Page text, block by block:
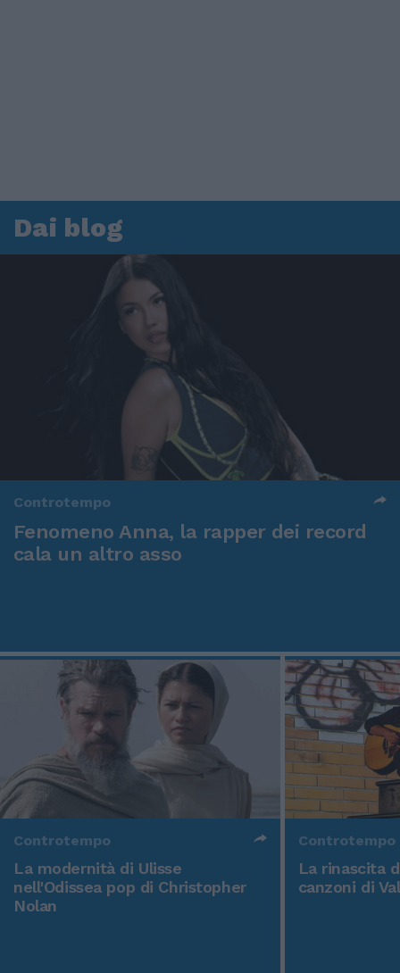
Dai blog
Controtempo
Fenomeno Anna, la rapper dei record
cala un altro asso
Controtempo
La modernità di Ulisse
nell'Odissea pop di Christopher
Nolan
Controtempo
La rinascita
canzoni di